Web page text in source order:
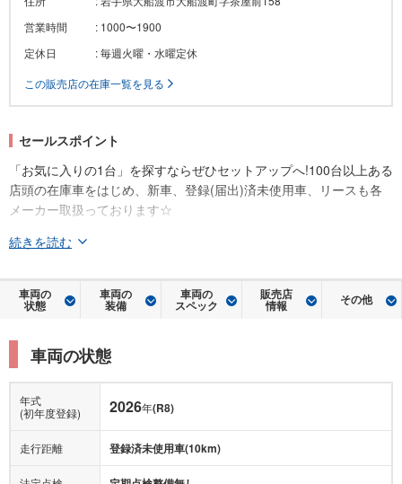
営業時間
: 1000〜1900
定休日
: 毎週火曜・水曜定休
この販売店の在庫一覧を見る
セールスポイント
「お気に入りの1台」を探すならぜひセットアップへ!100台以上ある
店頭の在庫車をはじめ、新車、登録(届出)済未使用車、リースも各
メーカー取扱っております☆
続きを読む
車両の
状態
車両の
装備
車両の
スペック
販売店
情報 その他
車両の状態
年式
(初年度登録)
2026年(R8)
走行距離 登録済未使用車(10km)